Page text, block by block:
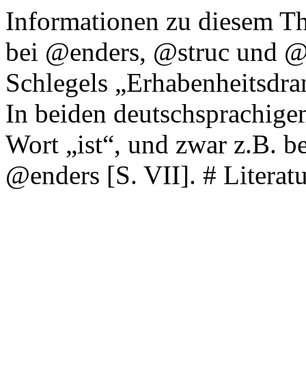
Informationen zu diesem
bei @enders, @struc und
Schlegels
In beiden
Wort „ist“, und zwar z.B.
@enders [S. VII]. #